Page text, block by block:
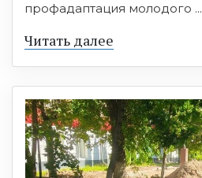
профадаптация молодого ...
Читать далее